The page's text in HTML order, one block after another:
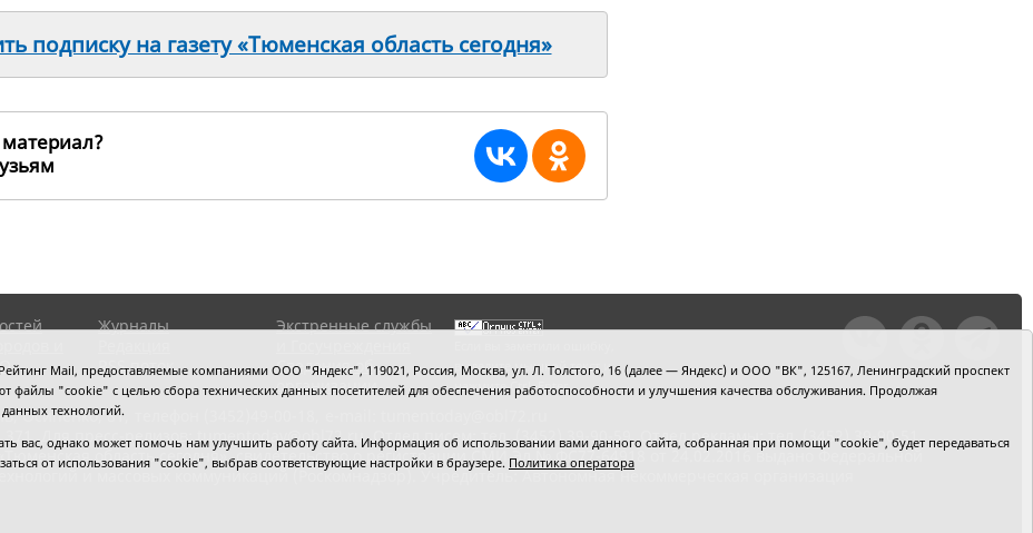
подписку на газету «Тюменская область сегодня»
Журналы
RSS поток
Экстренные службы
Сведения об
организации
выделите мышкой текст и
нажмитеCtrl+Enter
Осипенко, 81,
Для пресс-релизов: tumentoday@obl72.ru. Отдел писем: тел. (3452) 39-90-59. Отдел рекламы: тел. (3452) 39-90-51.
область сегодня», свидетельство о регистрации СМИ Эл № ФС77-64918 от 24.02.2016 выдано Федеральной
и массовых коммуникаций (Роскомнадзор). Учредитель: Автономная некоммерческая организация
Mail, предоставляемые компаниями ООО "Яндекс", 119021, Россия, Москва, ул. Л. Толстого, 16 (далее — Яндекс) и ООО "ВК", 125167, Ленинградский проспект
файлы "cookie" с целью сбора технических данных посетителей для обеспечения работоспособности и улучшения качества обслуживания. Продолжая
технологий.
однако может помочь нам улучшить работу сайта. Информация об использовании вами данного сайта, собранная при помощи "cookie", будет передаваться
от использования "cookie", выбрав соответствующие настройки в браузере. Политика оператора